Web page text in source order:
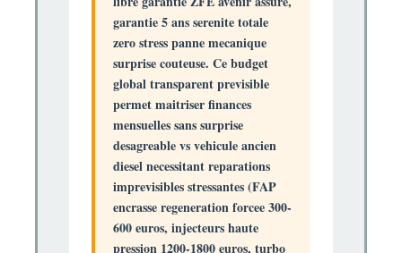
garantie 5 ans serenite totale
zero stress panne mecanique
surprise couteuse. Ce budget
global transparent previsible
permetmaitriser finances
mensuellessans surprise
desagreable vs vehicule ancien
diesel necessitant reparations
imprevisibles stressantes (FAP
encrasse regeneration forcee 300-
600 euros, injecteurs haute
pression 1200-1800 euros, turbo